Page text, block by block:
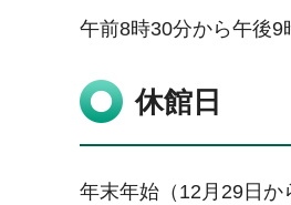
午前8時30分から午後9
休館日
年末年始（12月29日か